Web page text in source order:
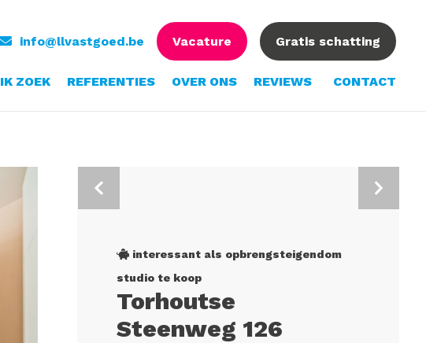
info@llvastgoed.be Vacature Gratis schatting
IK ZOEK REFERENTIES OVER ONS REVIEWS CONTACT
interessant als opbrengsteigendom
studio te koop
Torhoutse
Steenweg 126